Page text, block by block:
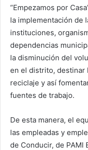
“Empezamos por
la implementación de
instituciones,
dependencias
la disminución del
en el distrito, destinar
reciclaje y así
fuentes de trabajo.
De esta manera, el
las empleadas y
de Conducir, de PAMI